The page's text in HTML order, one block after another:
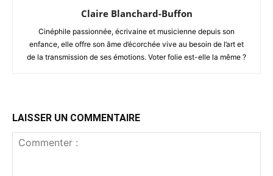
Claire Blanchard-Buffon
Cinéphile passionnée, écrivaine et musicienne depuis son
enfance, elle offre son âme d’écorchée vive au besoin de l’art et
de la transmission de ses émotions. Voter folie est-elle la même ?
LAISSER UN COMMENTAIRE